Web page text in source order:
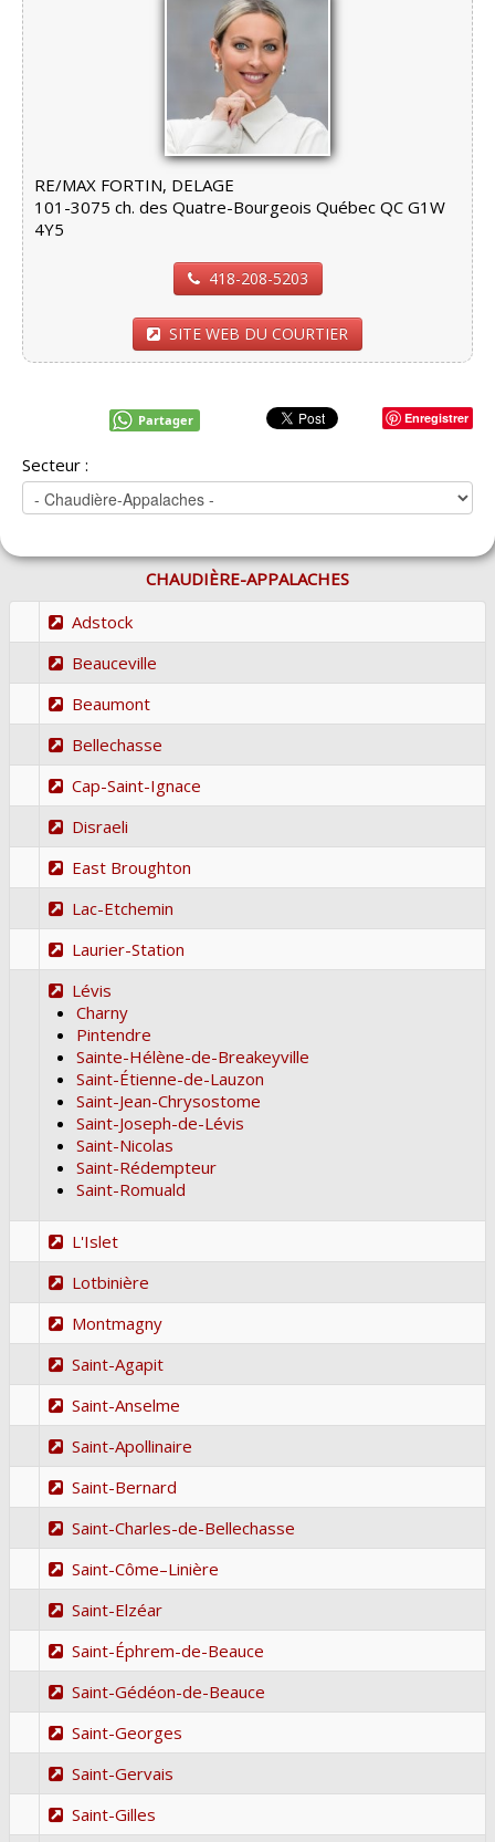
RE/MAX FORTIN, DELAGE
101-3075 ch. des Quatre-Bourgeois Québec QC G1W
4Y5
418-208-5203
SITE WEB DU COURTIER
Enregistrer
Partager
Secteur :
CHAUDIÈRE-APPALACHES
Adstock
Beauceville
Beaumont
Bellechasse
Cap-Saint-Ignace
Disraeli
East Broughton
Lac-Etchemin
Laurier-Station
Lévis
Charny
Pintendre
Sainte-Hélène-de-Breakeyville
Saint-Étienne-de-Lauzon
Saint-Jean-Chrysostome
Saint-Joseph-de-Lévis
Saint-Nicolas
Saint-Rédempteur
Saint-Romuald
L'Islet
Lotbinière
Montmagny
Saint-Agapit
Saint-Anselme
Saint-Apollinaire
Saint-Bernard
Saint-Charles-de-Bellechasse
Saint-Côme–Linière
Saint-Elzéar
Saint-Éphrem-de-Beauce
Saint-Gédéon-de-Beauce
Saint-Georges
Saint-Gervais
Saint-Gilles